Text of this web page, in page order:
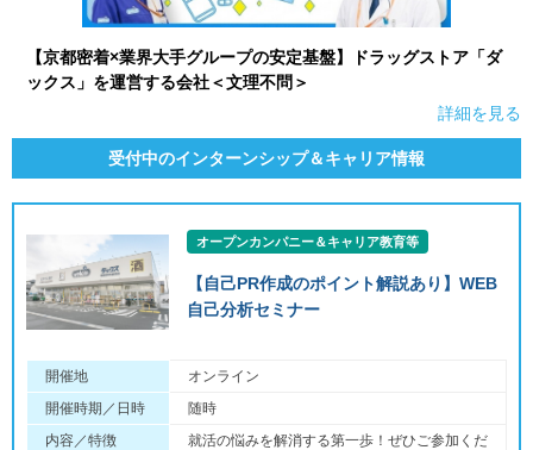
【京都密着×業界大手グループの安定基盤】ドラッグストア「ダ
ックス」を運営する会社＜文理不問＞
詳細を見る
受付中のインターンシップ＆キャリア情報
オープンカンパニー＆キャリア教育等
【自己PR作成のポイント解説あり】WEB
自己分析セミナー
開催地
オンライン
開催時期／日時
随時
内容／特徴
就活の悩みを解消する第一歩！ぜひご参加くだ